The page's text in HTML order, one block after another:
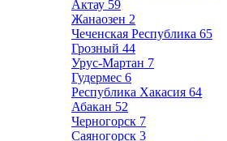
Актау 59
Жанаозен 2
Чеченская Республика 65
Грозный 44
Урус-Мартан 7
Гудермес 6
Республика Хакасия 64
Абакан 52
Черногорск 7
Саяногорск 3